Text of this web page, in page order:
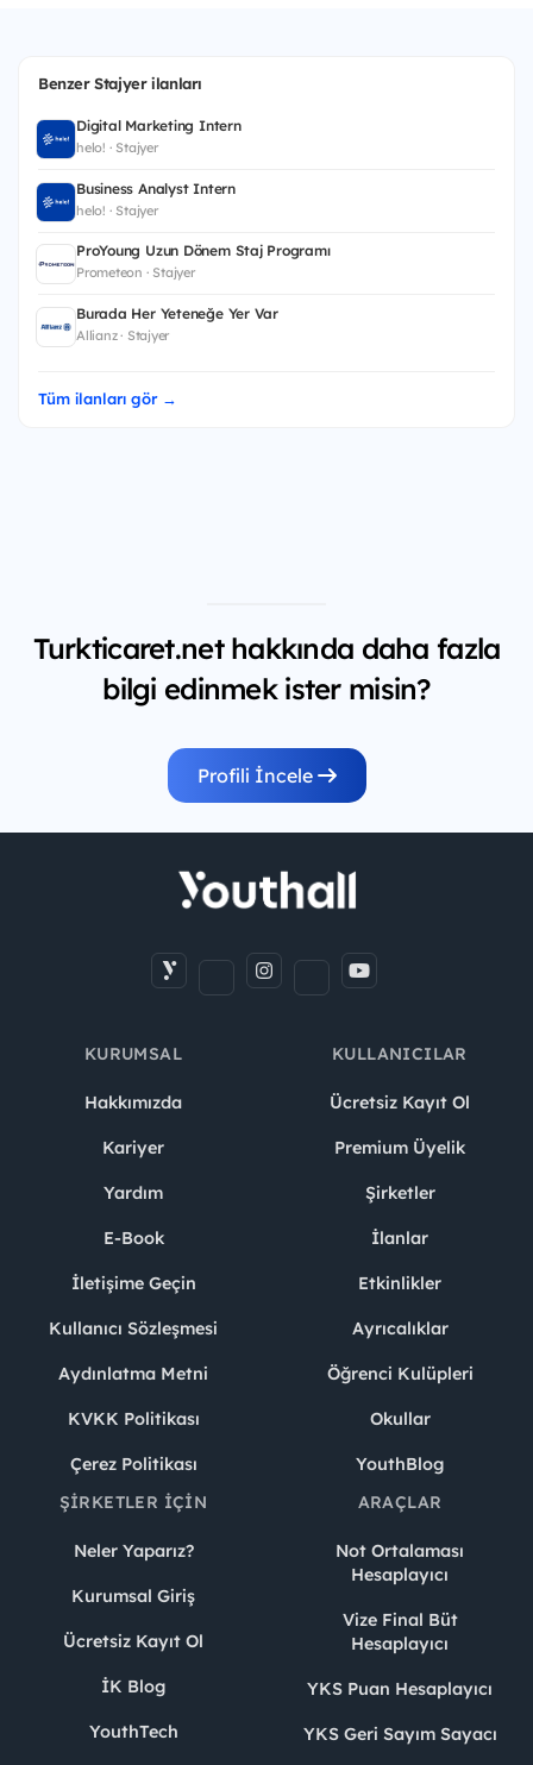
Benzer Stajyer ilanları
Digital Marketing Intern
helo! · Stajyer
Business Analyst Intern
helo! · Stajyer
ProYoung Uzun Dönem Staj Programı
Prometeon · Stajyer
Burada Her Yeteneğe Yer Var
Allianz · Stajyer
Tüm ilanları gör →
Turkticaret.net hakkında daha fazla
bilgi edinmek ister misin?
Profili İncele
KURUMSAL
Hakkımızda
Kariyer
Yardım
E-Book
İletişime Geçin
Kullanıcı Sözleşmesi
Aydınlatma Metni
KVKK Politikası
Çerez Politikası
KULLANICILAR
Ücretsiz Kayıt Ol
Premium Üyelik
Şirketler
İlanlar
Etkinlikler
Ayrıcalıklar
Öğrenci Kulüpleri
Okullar
YouthBlog
ŞIRKETLER İÇIN
Neler Yaparız?
Kurumsal Giriş
Ücretsiz Kayıt Ol
İK Blog
YouthTech
ARAÇLAR
Not Ortalaması
Hesaplayıcı
Vize Final Büt
Hesaplayıcı
YKS Puan Hesaplayıcı
YKS Geri Sayım Sayacı